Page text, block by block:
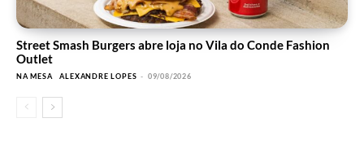
Street Smash Burgers abre loja no Vila do Conde Fashion
Outlet
NA MESA ALEXANDRE LOPES - 09/08/2026